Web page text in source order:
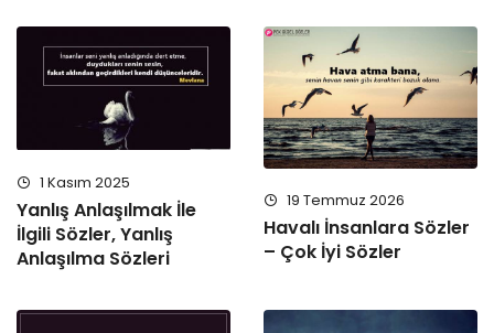
1 Kasım 2025
Yanlış Anlaşılmak İle
İlgili Sözler, Yanlış
Anlaşılma Sözleri
19 Temmuz 2026
Havalı İnsanlara Sözler
– Çok İyi Sözler